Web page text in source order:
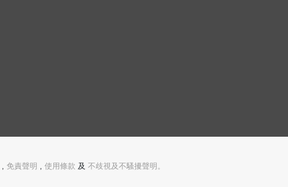
, 免責聲明 , 使用條款 及 不歧視及不騷擾聲明。